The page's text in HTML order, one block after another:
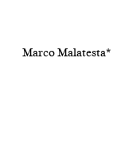
Marco Malatesta*